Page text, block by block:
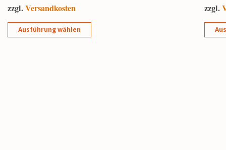
zzgl.Versandkosten
Ausführung wählen
zzgl.